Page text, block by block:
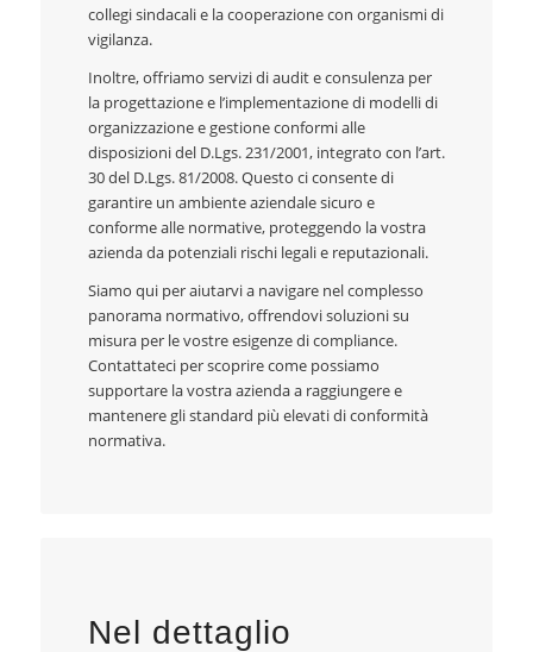
collegi sindacali e la cooperazione con organismi di
vigilanza.
Inoltre, offriamo servizi di audit e consulenza per
la progettazione e l’implementazione di modelli di
organizzazione e gestione conformi alle
disposizioni del D.Lgs. 231/2001, integrato con l’art.
30 del D.Lgs. 81/2008. Questo ci consente di
garantire un ambiente aziendale sicuro e
conforme alle normative, proteggendo la vostra
azienda da potenziali rischi legali e reputazionali.
Siamo qui per aiutarvi a navigare nel complesso
panorama normativo, offrendovi soluzioni su
misura per le vostre esigenze di compliance.
Contattateci per scoprire come possiamo
supportare la vostra azienda a raggiungere e
mantenere gli standard più elevati di conformità
normativa.
Nel dettaglio